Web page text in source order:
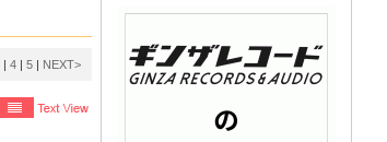
| 4 | 5 | NEXT>